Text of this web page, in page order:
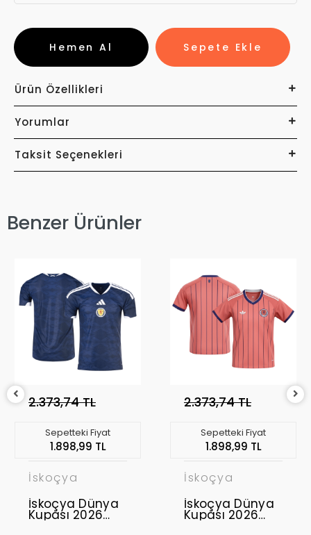
Sepete Ekle
Hemen Al
Ürün Özellikleri
Yorumlar
Taksit Seçenekleri
Benzer Ürünler
2.373,74 TL
Sepetteki Fiyat
1.898,99 TL
İskoçya
İskoçya Dünya
Kupası 2026
Forma Home
2.373,74 TL
Sepetteki Fiyat
1.898,99 TL
İskoçya
İskoçya Dünya
Kupası 2026
Forma Away